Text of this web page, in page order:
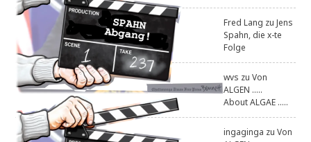
Fred Lang zuJens
Spahn, die x-te
Folge
wvs zuVon
ALGEN .....
About ALGAE .....
ingaginga zuVon